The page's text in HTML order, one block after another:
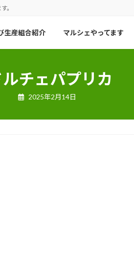
。
生産組合紹介 マルシェやってます
ルチェパプリカ
2025年2月14日